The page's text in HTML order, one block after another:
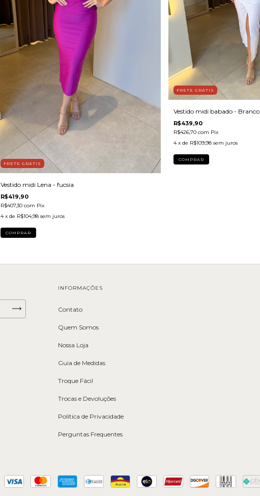
FRETE GRÁTIS
Vestido midi Lena - fucsia
R$419,90
R$407,30 com Pix
4 x de R$104,98 sem juros
COMPRAR
FRETE GRÁTIS
Vestido midi babado - Branco
R$439,90
R$426,70 com Pix
4 x de R$109,98 sem juros
COMPRAR
INFORMAÇÕES
Contato
Quem Somos
Nossa Loja
Guia de Medidas
Troque Fácil
Trocas e Devoluções
Política de Privacidade
Perguntas Frequentes